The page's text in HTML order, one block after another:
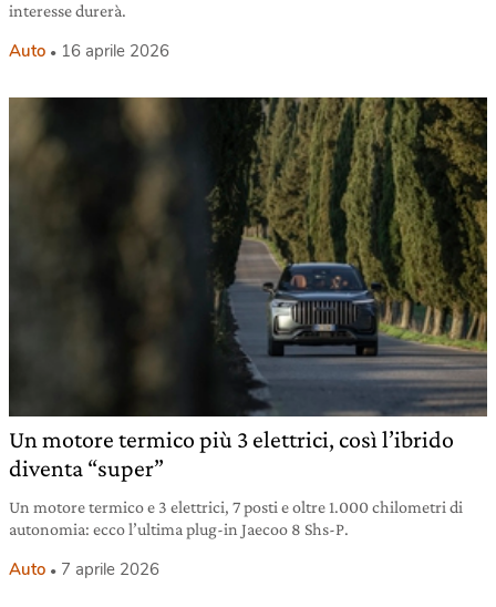
interesse durerà.
Auto 16 aprile 2026
Un motore termico più 3 elettrici, così l’ibrido
diventa “super”
Un motore termico e 3 elettrici, 7 posti e oltre 1.000 chilometri di
autonomia: ecco l’ultima plug-in Jaecoo 8 Shs-P.
Auto 7 aprile 2026